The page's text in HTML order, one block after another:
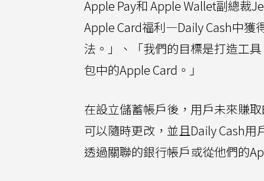
Apple Pay和 Apple Wallet副總裁
Apple Card福利—Daily Cash中獲
法。」、「我們的目標是打造工
包中的Apple Card。」
在設立儲蓄帳戶後，用戶未來賺
可以隨時更改，並且Daily Cash
透過關聯的銀行帳戶或從他們的